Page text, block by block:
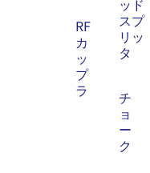
RF
カ
ッ
プ
ラ
ッド
スプ
リッ
タ
チ
ョ
ー
ク